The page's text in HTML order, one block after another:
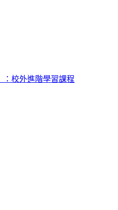
：校外進階學習課程